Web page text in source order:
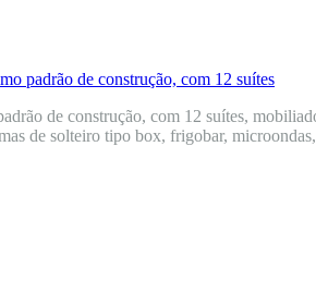
de construção, com 12 suítes,
de solteiro tipo box, frigobar, microondas,